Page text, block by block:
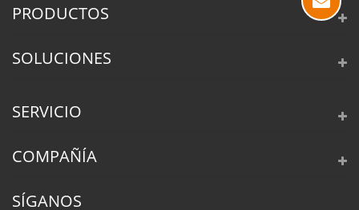
PRODUCTOS
SOLUCIONES
SERVICIO
COMPAÑÍA
SÍGANOS